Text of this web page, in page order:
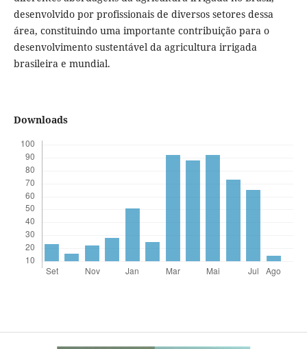
desenvolvido por profissionais de diversos setores dessa
área, constituindo uma importante contribuição para o
desenvolvimento sustentável da agricultura irrigada
brasileira e mundial.
Downloads